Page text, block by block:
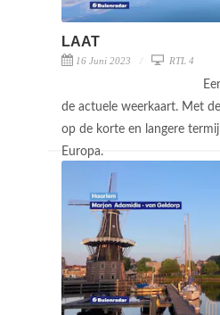
LAAT
16 Juni 2023 RTL 4
de actuele weerkaart. Met
op de korte en langere
Europa.